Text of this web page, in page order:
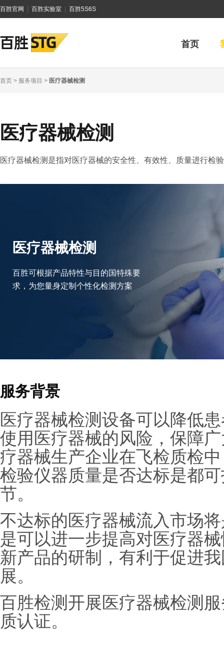
百胜官网 百胜实验室 百胜5S6S
首页
首页 > 服务项目 > 医疗器械检测
医疗器械检测
医疗器械检测是指对医疗器械的安全性、有效性、质量进行检
医疗器械检测
百胜可根据产品特性与目的国特殊要
求，为您量身定制个性化检测方案
服务背景
医疗器械检测设备可以降低
使用医疗器械的风险，保障
疗器械生产企业在飞检质检
检验仪器质量是否达标是都
节。
不达标的医疗器械流入市场
是可以进一步提高对医疗器
新产品的研制，有利于促进
展。
百胜检测开展医疗器械检测
质认证。